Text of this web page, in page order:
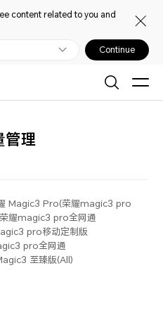
content related to you and
Continue
管理
Magic3 Pro(荣耀magic3 pro
耀magic3 pro全网通
pro移动定制版
pro全网通
至臻版(All)